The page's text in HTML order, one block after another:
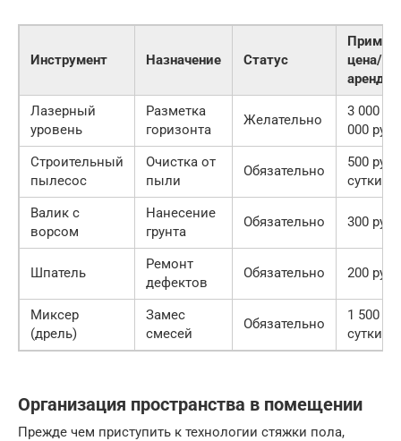
Инструмент Назначение Статус
цена/
аренда
Лазерный
уровень
Разметка
горизонта
Желательно
3 000 —
000 руб
Строительный
пылесос
Очистка от
пыли
Обязательно
500 руб/
сутки
Валик с
ворсом
Нанесение
грунта
Обязательно 300 руб
Шпатель
Ремонт
дефектов
Обязательно 200 руб
Миксер
(дрель)
Замес
смесей
Обязательно
1 500
сутки
Организация пространства в помещении
Прежде чем приступить к технологии стяжки пола,